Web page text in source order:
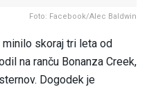
Foto: Facebook/Alec Baldwin
skoraj tri leta od
na ranču Bonanza Creek,
Dogodek je